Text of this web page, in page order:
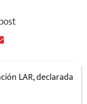
LAR, declarada